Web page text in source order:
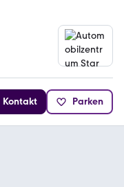
Kontakt Parken